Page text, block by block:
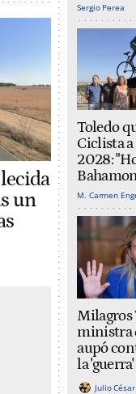
un
Sergio Perea
Toledo
Ciclista
2028:
M. Carmen
Milagros
ministra
aupó
la
Julio